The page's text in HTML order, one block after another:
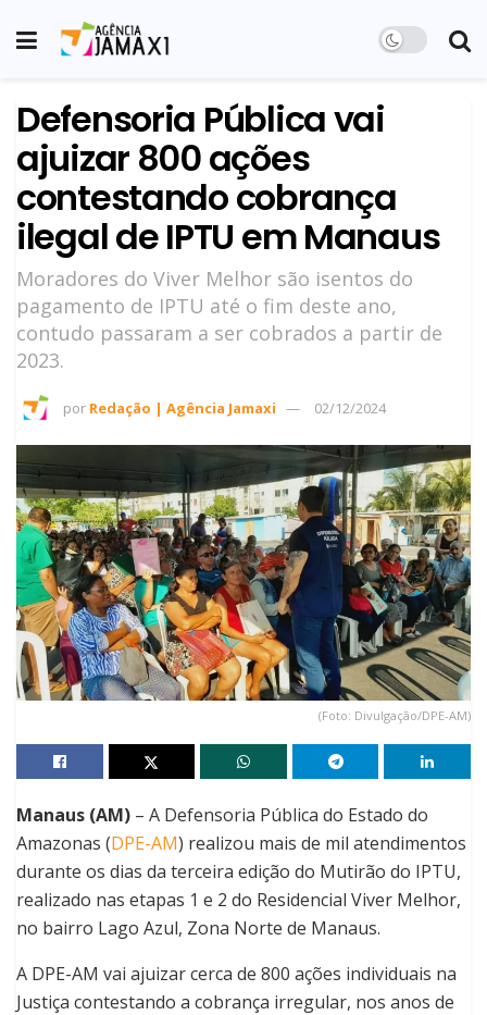
Defensoria Pública vai
ajuizar 800 ações
contestando cobrança
ilegal de IPTU em Manaus
Moradores do Viver Melhor são isentos do
pagamento de IPTU até o fim deste ano,
contudo passaram a ser cobrados a partir de
2023.
por Redação | Agência Jamaxi 02/12/2024
(Foto: Divulgação/DPE-AM)
Manaus (AM) – A Defensoria Pública do Estado do
Amazonas (DPE-AM) realizou mais de mil atendimentos
durante os dias da terceira edição do Mutirão do IPTU,
realizado nas etapas 1 e 2 do Residencial Viver Melhor,
no bairro Lago Azul, Zona Norte de Manaus.
A DPE-AM vai ajuizar cerca de 800 ações individuais na
Justiça contestando a cobrança irregular, nos anos de